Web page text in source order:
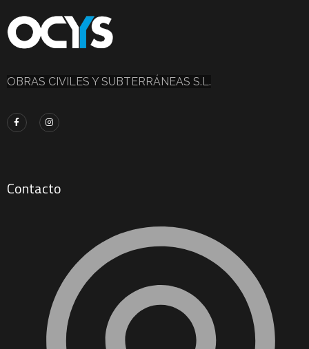
OBRAS CIVILES Y SUBTERRÁNEAS S.L.
Contacto